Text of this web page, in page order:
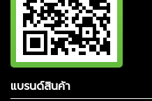
แบรนด์สินค้า